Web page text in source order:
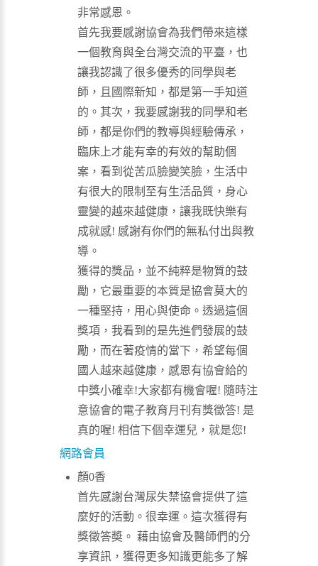
非常感恩。
首先我要感謝協會為我們帶來這樣
一個教育與全台灣交流的平臺，也
讓我認識了很多優秀的同學與老
師，且國際新知，都是第一手知道
的。其次，我要感謝我的同學和老
師，都是你們的教導與經驗傳承，
臨床上才能有幸的有效的幫助個
案，看到從苦瓜臉變笑臉，生活中
有很大的限制至有生活品質，身心
靈變的越來越健康，讓我既快樂有
成就感! 感謝有你們的無私付出與教
導。
獲得的獎品，並不純粹是物質的鼓
勵，它最重要的本質是協會莫大的
一種堅持，用心與使命。透過這個
獎項，我看到的是先進們發展的鼓
勵，而在著疫情的當下，希望每個
國人越來越健康，感恩有協會給的
中獎小確幸!大家都有機會喔! 隨時注
意協會的電子教育月刊有獎徵答! 是
真的喔! 相信下個幸運兒，就是您!
網路會員
顏0香
首先感謝台灣尿失禁協會提供了這
麼好的活動。很幸運。這次獲得有
獎徵答奬。 藉由協會及醫師們的分
享資訊，獲得更多知識更能多了解